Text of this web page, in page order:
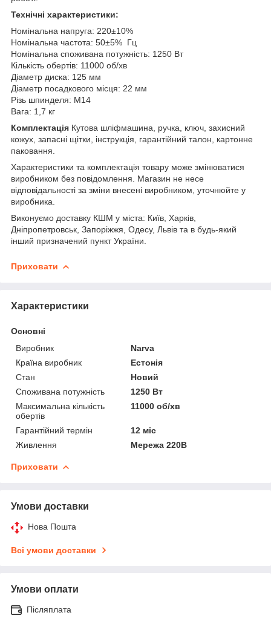
Технічні характеристики:
Номінальна напруга: 220±10%
Номінальна частота: 50±5% Гц
Номінальна споживана потужність: 1250 Вт
Кількість обертів: 11000 об/хв
Діаметр диска: 125 мм
Діаметр посадкового місця: 22 мм
Різь шпинделя: M14
Вага: 1,7 кг
Комплектація Кутова шліфмашина, ручка, ключ, захисний
кожух, запасні щітки, інструкція, гарантійний талон, картонне
паковання.
Характеристики та комплектація товару може змінюватися
виробником без повідомлення. Магазин не несе
відповідальності за зміни внесені виробником, уточнюйте у
виробника.
Виконуємо доставку КШМ у міста: Київ, Харків,
Дніпропетровськ, Запоріжжя, Одесу, Львів та в будь-який
інший призначений пункт України.
Приховати
Характеристики
Основні
Виробник
Narva
Країна виробник
Естонія
Стан
Новий
Споживана потужність
1250 Вт
Максимальна кількість
обертів
11000 об/хв
Гарантійний термін
12 міс
Живлення
Мережа 220В
Приховати
Умови доставки
Нова Пошта
Всі умови доставки
Умови оплати
Післяплата